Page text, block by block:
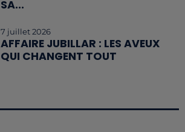
SA...
7 juillet 2026
AFFAIRE JUBILLAR : LES AVEUX
QUI CHANGENT TOUT